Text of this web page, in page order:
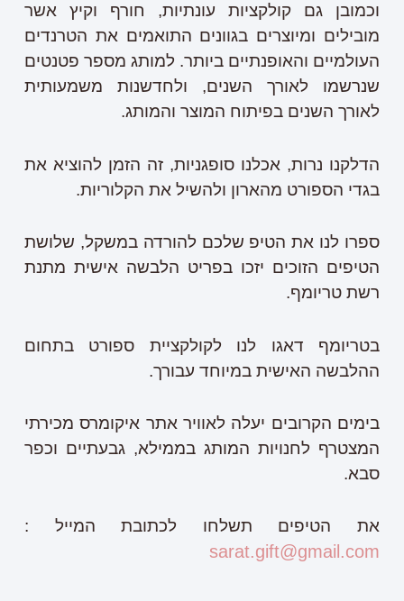
וכמובן גם קולקציות עונתיות, חורף וקיץ אשר
מובילים ומיוצרים בגוונים התואמים את הטרנדים
העולמיים והאופנתיים ביותר. למותג מספר פטנטים
שנרשמו לאורך השנים, ולחדשנות משמעותית
לאורך השנים בפיתוח המוצר והמותג.
הדלקנו נרות, אכלנו סופגניות, זה הזמן להוציא את
בגדי הספורט מהארון ולהשיל את הקלוריות.
ספרו לנו את הטיפ שלכם להורדה במשקל, שלושת
הטיפים הזוכים יזכו בפריט הלבשה אישית מתנת
רשת טריומף.
בטריומף דאגו לנו לקולקציית ספורט בתחום
ההלבשה האישית במיוחד עבורך.
בימים הקרובים יעלה לאוויר אתר איקומרס מכירתי
המצטרף לחנויות המותג בממילא, גבעתיים וכפר
סבא.
את הטיפים תשלחו לכתובת המייל :
sarat.gift@gmail.com